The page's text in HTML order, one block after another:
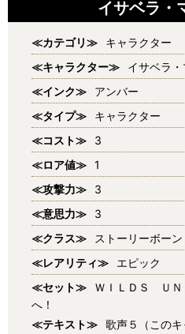
イサベラ・
≪カテゴリ≫
キャラクター
≪キャラクター≫
イサベラ
≪インク≫
アンバー
≪タイプ≫
キャラクター
≪コスト≫
3
≪ロア値≫ 1
≪攻撃力≫
3
≪意思力≫
3
≪クラス≫
ストーリーボー
≪レアリティ≫
エピック
≪セット≫
ＷＩＬＤＳ Ｕ
へ！
≪テキスト≫ 歌声５（この